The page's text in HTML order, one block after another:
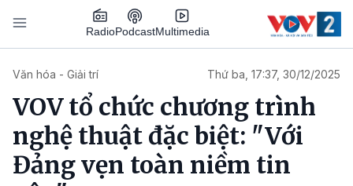
Nhảy đến nội dung
RadioPodcastMultimedia
Văn hóa - Giải trí Thứ ba, 17:37, 30/12/2025
VOV tổ chức chương trình
nghệ thuật đặc biệt: "Với
Đảng vẹn toàn niềm tin